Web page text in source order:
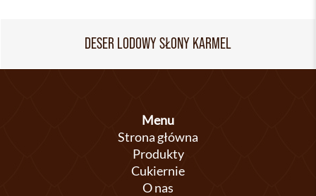
DESER LODOWY SŁONY KARMEL
Menu
Strona główna
Produkty
Cukiernie
O nas